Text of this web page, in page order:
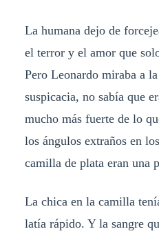
La humana dejo de
el terror y el amor que
Pero Leonardo miraba a
suspicacia, no sabía que
mucho más fuerte de lo
los ángulos extraños en
camilla de plata eran una
La chica en la camilla
latía rápido. Y la sangre